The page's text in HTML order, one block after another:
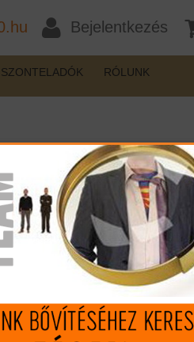
Bejelentkezés
RÓLUNK
igényelek
Mennyiség:
507.590 Ft (€
399.990 Ft
(€ 1.092.87)